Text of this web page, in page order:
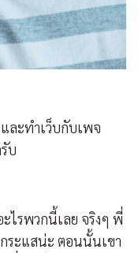
ละทำเว็บกับเพจ
บ
ไรพวกนี้เลย จริงๆ พี่
ระแสน่ะ ตอนนั้นเขา